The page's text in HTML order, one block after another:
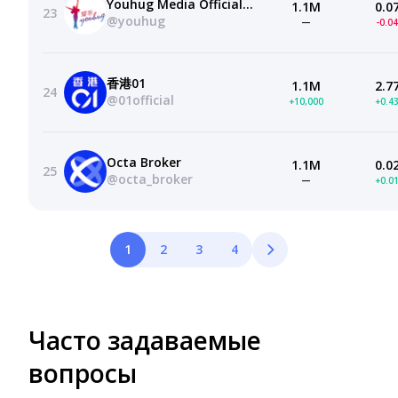
23
Youhug Media Official Channel 耀客文化官方频道
@youhug
1.1M
— -
24
香港01
@01official
1.1M
+10,000
25
Octa Broker
@octa_broker
1.1M
—
1 2 3 4
Часто задаваемые
вопросы